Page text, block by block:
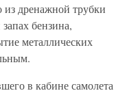
дренажной трубки
бензина,
металлических
в кабине самолета